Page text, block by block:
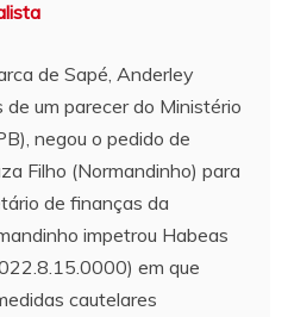
de Sapé, Anderley
de um parecer do Ministério
negou o pedido de
Filho (Normandinho) para
de finanças da
impetrou Habeas
em que
cautelares